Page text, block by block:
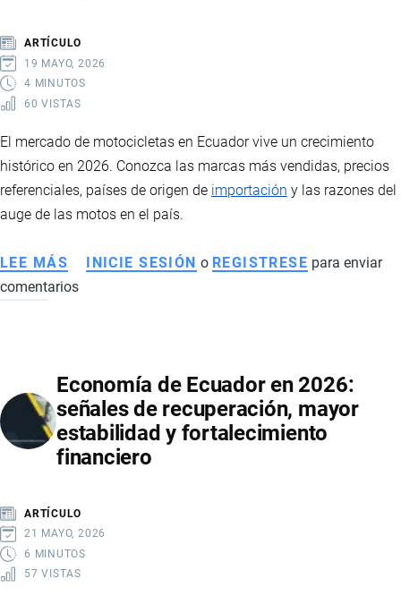
EN
PRODUCTORES
E
ARTÍCULO
19 MAYO, 2026
4 MINUTOS
60 VISTAS
El mercado de motocicletas en Ecuador vive un crecimiento
histórico en 2026. Conozca las marcas más vendidas, precios
referenciales, países de origen de importación y las razones del
auge de las motos en el país.
LEE MÁS SOBRE
MERCADO
ECUADOR
2026:
VENTAS
RÉCORD,
PRECIOS
Y
PAÍSES
INICIE SESIÓN o REGISTRESE para enviar
comentarios
Economía de Ecuador en 2026:
señales de recuperación, mayor
estabilidad y fortalecimiento
financiero
ARTÍCULO
21 MAYO, 2026
6 MINUTOS
57 VISTAS